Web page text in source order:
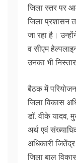
जिला स्तर पर
जिला प्रशासन
जा रहा है।
व सीएम
उनका भी
बैठक में
जिला विकास
डॉ. वीके यादव,
अर्थ एवं
अधिकारी जितेंद्र
जिला बाल